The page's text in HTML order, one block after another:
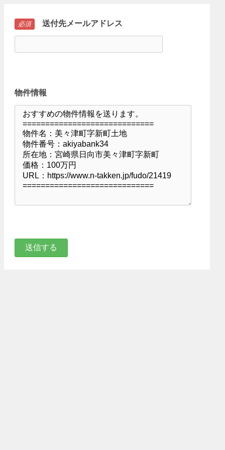
必須 送付先メールアドレス
物件情報